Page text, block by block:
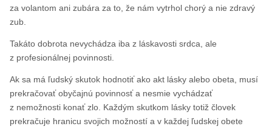
za volantom ani zubára za to, že nám vytrhol chorý a nie zdravý
zub.
Takáto dobrota nevychádza iba z láskavosti srdca, ale
z profesionálnej povinnosti.
Ak sa má ľudský skutok hodnotiť ako akt lásky alebo obeta, musí
prekračovať obyčajnú povinnosť a nesmie vychádzať
z nemožnosti konať zlo. Každým skutkom lásky totiž človek
prekračuje hranicu svojich možností a v každej ľudskej obete